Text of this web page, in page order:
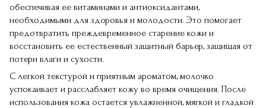
обеспечивая ее витаминами и антиоксидантами,
необходимыми для здоровья и молодости. Это помогает
предотвратить преждевременное старение кожи и
восстановить ее естественный защитный барьер, защищая от
потери влаги и сухости.
С легкой текстурой и приятным ароматом, молочко
успокаивает и расслабляет кожу во время очищения. После
использования кожа остается увлажненной, мягкой и гладкой